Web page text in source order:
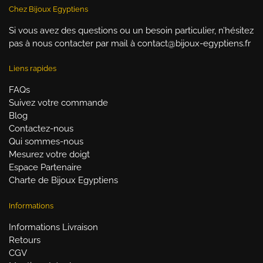
Chez Bijoux Egyptiens
Si vous avez des questions ou un besoin particulier, n’hésitez
pas à nous contacter par mail à contact@bijoux-egyptiens.fr
Liens rapides
FAQs
Suivez votre commande
Blog
Contactez-nous
Qui sommes-nous
Mesurez votre doigt
Espace Partenaire
Charte de Bijoux Egyptiens
Informations
Informations Livraison
Retours
CGV